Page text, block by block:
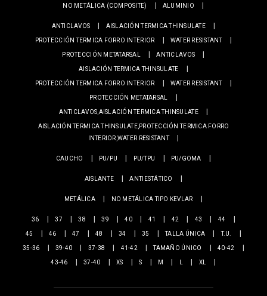
NO METÁLICA (COMPOSITE)
ALUMINIO
ANTICLAVOS
AISLACIÓN TERMICA THINSULATE
PROTECCIÓN TERMICA FORRO INTERIOR
WATER RESISTANT
PROTECCIÓN METATARSAL
ANTICLAVOS
AISLACIÓN TERMICA THINSULATE
PROTECCIÓN TERMICA FORRO INTERIOR
WATER RESISTANT
PROTECCIÓN METATARSAL
ANTICLAVOS,AISLACIÓN TERMICA THINSULATE
AISLACIÓN TERMICA THINSULATE,PROTECCIÓN TERMICA FORRO
INTERIOR,WATER RESISTANT
CAUCHO PU/PU PU/TPU PU/GOMA
AISLANTE ANTIESTÁTICO
METÁLICA NO METÁLICA TIPO KEVLAR
36 37 38 39 40 41 42 43
44
45
46 47 48 34 35 TALLA ÚNICA
T.U.
35-36
39-40 37-38 41-42 TAMAÑO ÚNICO
40-42
43-46
37-40 XS S M L XL